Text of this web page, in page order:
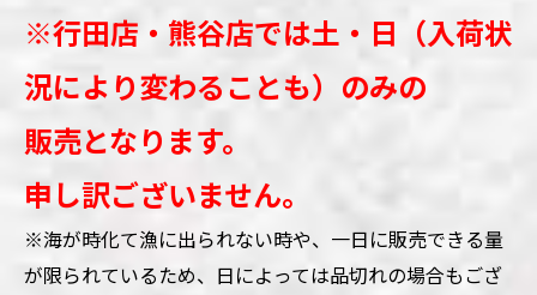
※行田店・熊谷店では土・日 （入荷状
況により変わることも） のみの
販売となります。
申し訳ございません。
※海が時化て漁に出られない時や、一日に販売できる量
が限られているため、日によっては品切れの場合もござ